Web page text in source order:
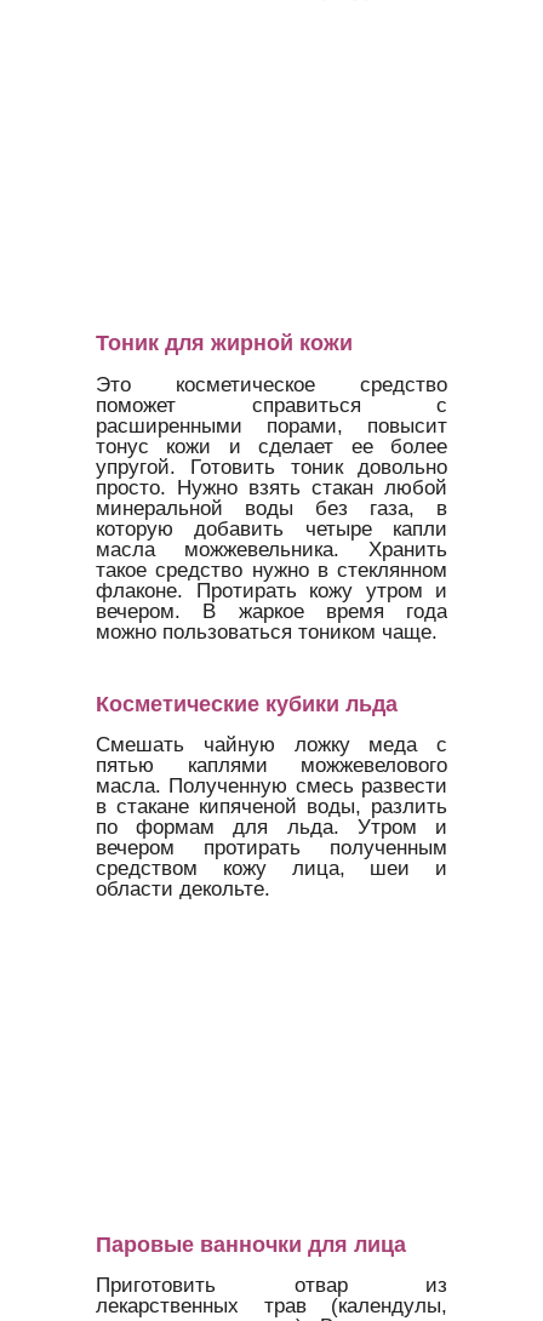
Тоник для жирной кожи
Это косметическое средство
поможет справиться с
расширенными порами, повысит
тонус кожи и сделает ее более
упругой. Готовить тоник довольно
просто. Нужно взять стакан любой
минеральной воды без газа, в
которую добавить четыре капли
масла можжевельника. Хранить
такое средство нужно в стеклянном
флаконе. Протирать кожу утром и
вечером. В жаркое время года
можно пользоваться тоником чаще.
Косметические кубики льда
Смешать чайную ложку меда с
пятью каплями можжевелового
масла. Полученную смесь развести
в стакане кипяченой воды, разлить
по формам для льда. Утром и
вечером протирать полученным
средством кожу лица, шеи и
области декольте.
Паровые ванночки для лица
Приготовить отвар из
лекарственных трав (календулы,